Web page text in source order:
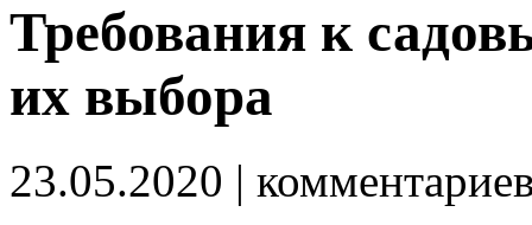
Требования к
их выбора
23.05.2020 |